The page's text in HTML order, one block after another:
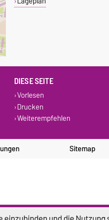
DIESE SEITE
Vorlesen
Drucken
Weiterempfehlen
Sitemap